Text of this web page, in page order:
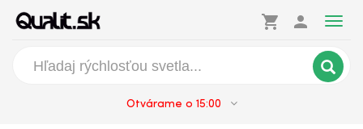
Otvárame o 15:00
shopping_cart person